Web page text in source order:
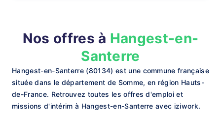
Nos offres à Hangest-en-
Santerre
Hangest-en-Santerre (80134) est une commune française
située dans le département de Somme, en région Hauts-
de-France. Retrouvez toutes les offres d'emploi et
missions d'intérim à Hangest-en-Santerre avec iziwork.